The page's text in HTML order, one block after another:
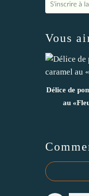
S'inscrire à
Vous
Délice de
au